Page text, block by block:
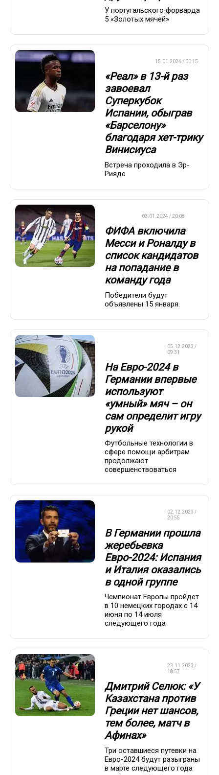
У португальского форварда
5 «Золотых мячей»
15.01.2024 / 00:15
«Реал» в 13-й раз
завоевал
Суперкубок
Испании, обыграв
«Барселону»
благодаря хет-трику
Винисиуса
Встреча проходила в Эр-
Рияде
03.01.2024 / 20:08
ФИФА включила
Месси и Роналду в
список кандидатов
на попадание в
команду года
Победители будут
объявлены 15 января.
05.12.2023 /
09:31
На Евро-2024 в
Германии впервые
используют
«умный» мяч – он
сам определит игру
рукой
Футбольные технологии в
сфере помощи арбитрам
продолжают
совершенствоваться
02.12.2023 /
20:55
В Германии прошла
жеребьевка
Евро-2024: Испания
и Италия оказались
в одной группе
Чемпионат Европы пройдет
в 10 немецких городах с 14
июня по 14 июля
следующего года
23.11.2023 /
18:57
Дмитрий Селюк: «У
Казахстана против
Греции нет шансов,
тем более, матч в
Афинах»
Три оставшиеся путевки на
Евро-2024 будут разыграны
в марте следующего года